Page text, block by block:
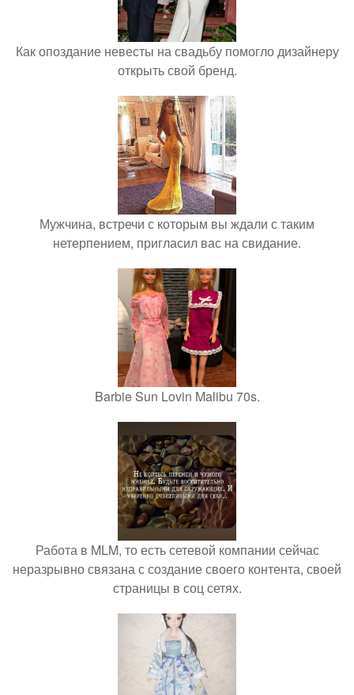
Как опоздание невесты на свадьбу помогло дизайнеру
открыть свой бренд.
Мужчина, встречи с которым вы ждали с таким
нетерпением, пригласил вас на свидание.
Barbie Sun Lovin Malibu 70s.
Работа в MLM, то есть сетевой компании сейчас
неразрывно связана с создание своего контента, своей
страницы в соц сетях.